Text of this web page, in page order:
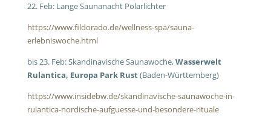
22. Feb: Lange Saunanacht Polarlichter
https://www.fildorado.de/wellness-spa/sauna-
erlebniswoche.html
bis 23. Feb: Skandinavische Saunawoche,Wasserwelt
Rulantica, Europa Park Rust(Baden-Württemberg)
https://www.insidebw.de/skandinavische-saunawoche-in-
rulantica-nordische-aufguesse-und-besondere-rituale